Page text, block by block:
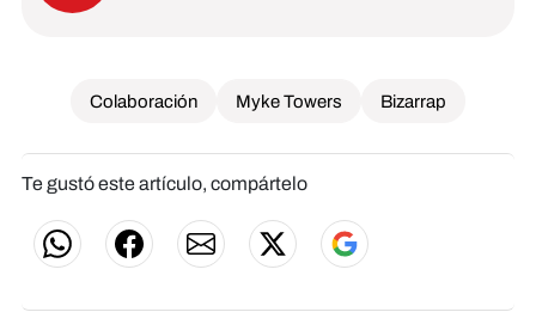
Colaboración Myke Towers Bizarrap
Te gustó este artículo, compártelo